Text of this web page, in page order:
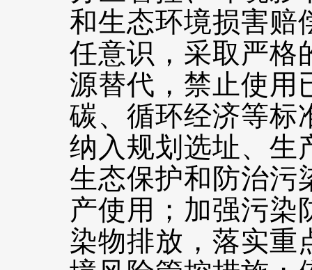
和生态环境损害赔
任意识，采取严格
源替代，禁止使用
碳、循环经济等标
纳入规划选址、生
生态保护和防治污
产使用；加强污染
染物排放，落实重